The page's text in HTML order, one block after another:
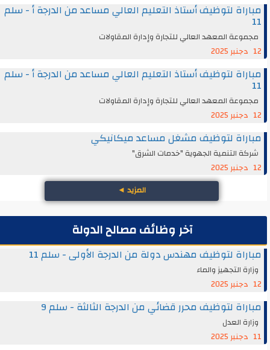
مباراة لتوظيف أستاذ التعليم العالي مساعد من الدرجة أ - سلم
11
مجموعة المعهد العالي للتجارة وإدارة المقاولات
12 دجنبر 2025
مباراة لتوظيف أستاذ التعليم العالي مساعد من الدرجة أ - سلم
11
مجموعة المعهد العالي للتجارة وإدارة المقاولات
12 دجنبر 2025
مباراة لتوظيف مشغل مساعد ميكانيكي
شركة التنمية الجهوية "خدمات الشرق"
12 دجنبر 2025
المزيد◄
آخر وظائف مصالح الدولة
مباراة لتوظيف مهندس دولة من الدرجة الأولى - سلم 11
وزارة التجهيز والماء
12 دجنبر 2025
مباراة لتوظيف محرر قضائي من الدرجة الثالثة - سلم 9
وزارة العدل
11 دجنبر 2025